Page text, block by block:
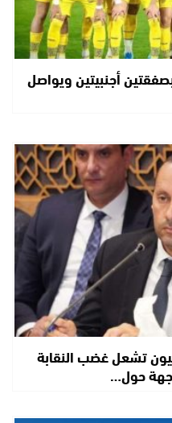
أجنبيتين ويواصل
تشعل غضب النقابة
حول…